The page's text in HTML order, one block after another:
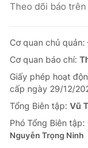
Theo dõi báo trên
Cơ quan chủ quản:
Cơ quan báo chí:
Giấy phép hoạt
cấp ngày 29/12/
Tổng Biên tập: Vũ
Phó Tổng Biên tập:
Nguyễn Trọng Ninh